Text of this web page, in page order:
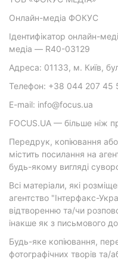
Онлайн-медіа ФОКУС
Ідентифікатор онлайн-
медіа — R40-03129
Адреса: 01133, м. Київ,
Телефон: +38 044 207 45
E-mail: info@focus.ua
FOCUS.UA — більше ніж
Передрук, копіювання
містить посилання на
будь-якому вигляді
Всі матеріали, які
агентство "Інтерфакс-
відтворенню та/чи
інакше як з письмового
Будь-яке копіювання,
фотографічних творів та/